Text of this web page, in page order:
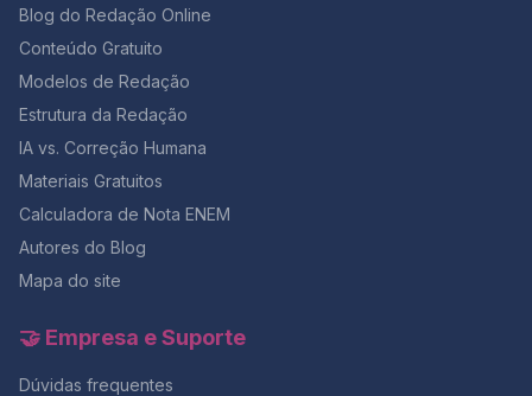
o gabarito e reler sua redação com calma.Essa revisão
final costuma fazer diferença de 50 a 80 pontos na
nota final. Como aproveitar melhor o tempo e manter o
foco? 💥 Faltam poucos dias para o ENEM! Garanta sua
preparação completa com 50% OFF na Black da
Aprovação 2026 e tenha acesso a simulados,
Conclusão: tempo é estratégia O relógio é seu maior
aliado se você souber controlá-lo.Com um plano de
tempo realista, alternando redação e questões, é
possível evitar o desespero dos minutos finais e
garantir um desempenho constante em toda a prova.
na sala com foco e sai com resultado.E se você quer
testar esse controle de tempo com correção
profissional, o momento é agora — com 50% OFF na
Blog do Redação Online
Conteúdo Gratuito
Modelos de Redação
Estrutura da Redação
IA vs. Correção Humana
Materiais Gratuitos
Calculadora de Nota ENEM
Autores do Blog
Mapa do site
🤝 Empresa e Suporte
Dúvidas frequentes